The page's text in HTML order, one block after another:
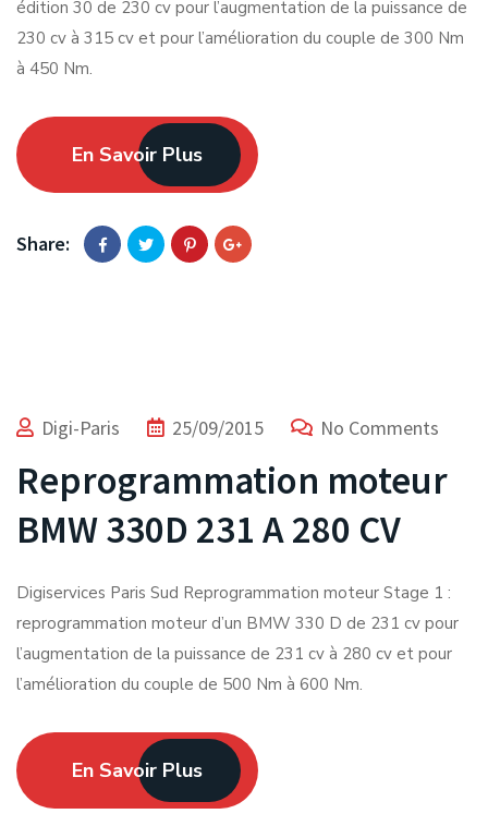
édition 30 de 230 cv pour l’augmentation de la puissance de
230 cv à 315 cv et pour l’amélioration du couple de 300 Nm
à 450 Nm.
En Savoir Plus
Share:
Digi-Paris 25/09/2015 No Comments
Reprogrammation moteur
BMW 330D 231 A 280 CV
Digiservices Paris Sud Reprogrammation moteur Stage 1 :
reprogrammation moteur d’un BMW 330 D de 231 cv pour
l’augmentation de la puissance de 231 cv à 280 cv et pour
l’amélioration du couple de 500 Nm à 600 Nm.
En Savoir Plus